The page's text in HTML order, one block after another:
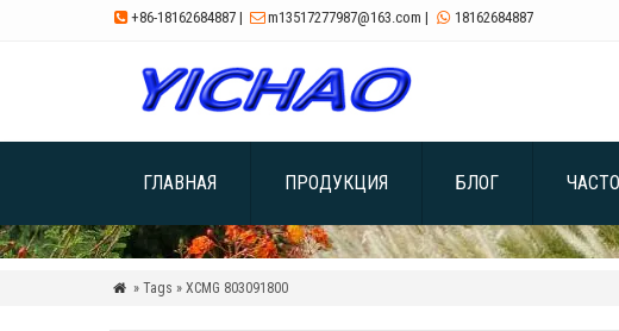
 +86-18162684887 | m13517277987@163.com |  18162684887
ГЛАВНАЯ ПРОДУКЦИЯ БЛОГ
 » Tags » XCMG 803091800